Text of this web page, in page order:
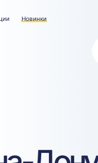
Новинки